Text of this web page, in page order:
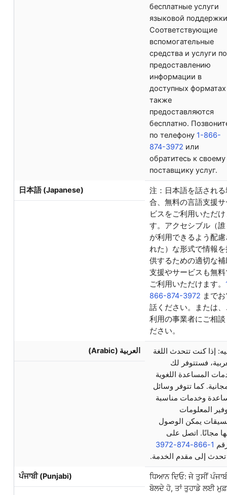
бесплатные услуги
языковой
Соответствующие
вспомогательные
средства и услуги по
предоставлению
информации в
доступных форматах
также
предоставляются
бесплатно.
по телефону 1-866-
874-3972 или
обратитесь к своему
поставщику услуг.
日本語 (Japanese)
注：日本語を話される
合、無料の言語支援サ
ビスをご利用いただけ
す。アクセシブル（誰
が利用できるよう配慮
れた）な形式で情報を
供するための適切な補
支援やサービスも無料
ご利用いただけます。
866-874-3972 まで
話ください。または、
利用の事業者にご相談
ださい。
العربية (Arabic)
إذا كنت تتحدث اللغة
فستتوفر لك
المساعدة اللغوية
كما تتوفر وسائل
وخدمات مناسبة
المعلومات
يمكن الوصول
مجانًا. اتصل على
1-866-874-3972
تحدث إلى مقدم الخدمة.
ਪੰਜਾਬੀ (Punjabi)
ਧਿਆਨ ਦਿਓ: ਜੇ ਤੁਸੀਂ
ਬੋਲਦੇ ਹੋ, ਤਾਂ ਤੁਹਾਡੇ ਲਈ